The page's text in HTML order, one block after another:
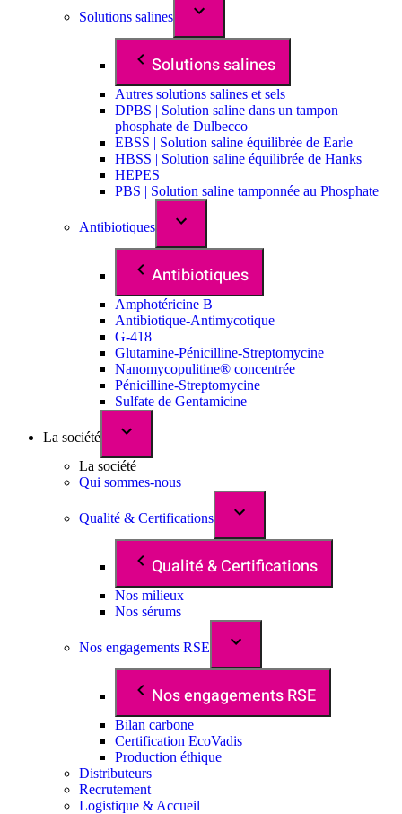
Solutions salines
Solutions salines
Autres solutions salines et sels
DPBS | Solution saline dans un tampon
phosphate de Dulbecco
EBSS | Solution saline équilibrée de Earle
HBSS | Solution saline équilibrée de Hanks
HEPES
PBS | Solution saline tamponnée au Phosphate
Antibiotiques
Antibiotiques
Amphotéricine B
Antibiotique-Antimycotique
G-418
Glutamine-Pénicilline-Streptomycine
Nanomycopulitine® concentrée
Pénicilline-Streptomycine
Sulfate de Gentamicine
La société
La société
Qui sommes-nous
Qualité & Certifications
Qualité & Certifications
Nos milieux
Nos sérums
Nos engagements RSE
Nos engagements RSE
Bilan carbone
Certification EcoVadis
Production éthique
Distributeurs
Recrutement
Logistique & Accueil